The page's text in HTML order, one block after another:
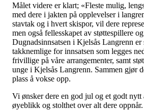
Målet videre er klart; «Fleste mulig,
med dere i jakten på opplevelser i
stavtak og i hvert skispor, vil dere
men også fellesskapet av støttespillere
Dugnadsinnsatsen i Kjelsås Langrenn
takknemlige for innsatsen som legges
frivillige på våre arrangementer, samt
unge i Kjelsås Langrenn. Sammen gjør
plass å vokse opp.
Vi ønsker dere en god jul og et godt nytt
øyeblikk og stolthet over alt dere oppnår.